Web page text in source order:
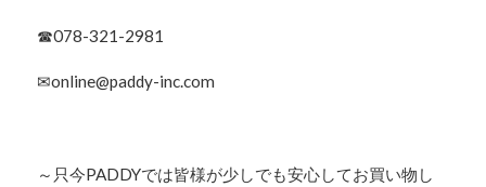
☎078-321-2981
✉online@paddy-inc.com
～只今PADDYでは皆様が少しでも安心してお買い物し